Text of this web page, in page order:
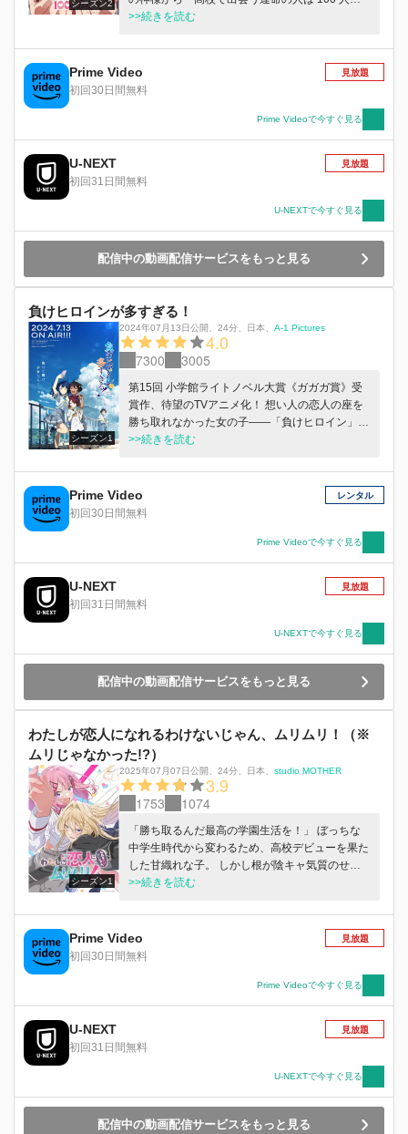
シーズン2
る」と告げられる。 しかし神様いわく、運命の
になれなければ死んでしまうという……。 次々
に待ち受ける運命の⼈との出会いーーどうする恋
太郎︖どうなる 100 ⼈の彼⼥︕︖
>>続きを読む
Prime Video
初回30日間無料
見放題
Prime Videoで今すぐ見る
U-NEXT
初回31日間無料
見放題
U-NEXTで今すぐ見る
配信中の動画配信サービスをもっと見る
負けヒロインが多すぎる！
シーズン1
2024年07月13日公開 24分 日本 A-1 Pictures
4.0
7300 3005
第15回 小学館ライトノベル大賞《ガガガ賞》受
賞作、待望のTVアニメ化！ 想い人の恋人の座を
勝ち取れなかった女の子——「負けヒロイン」。
食いしん坊な幼なじみ系ヒロイン・八奈見杏菜。
人見知りの小動物系ヒロイン・小鞠知花。 ちょ
っと残念な負けヒロイン——マケインたちに絡ま
れる、 新感覚・はちゃめちゃ敗走系青春ストー
>>続きを読む
Prime Video
初回30日間無料
レンタル
Prime Videoで今すぐ見る
U-NEXT
初回31日間無料
見放題
U-NEXTで今すぐ見る
配信中の動画配信サービスをもっと見る
わたしが恋人になれるわけないじゃん、ムリムリ！（※
ムリじゃなかった!?）
シーズン1
2025年07月07日公開 24分 日本 studio MOTHER
3.9
1753 1074
「勝ち取るんだ最高の学園生活を！」 ぼっちな
中学生時代から変わるため、高校デビューを果た
した甘織れな子。 しかし根が陰キャ気質のせい
で、憧れの陽キャ生活に馴染めず窒息寸前に…。
わふわ天使の、瀬名紫陽花 いつもクールな黒髪
美人、琴紗月 賑やかなムードメーカー、小柳香
穂 憧れの人たちに近づくために、きょうもがん
してしまったんだ…」 「待って！ 友達どこいっ
た！？」 友達？ 恋人？ 揺れ動く気持ちの間で、
笑い、悩み、そして進め！ 乙女たち。 ノンスト
ップ・青春ガールズラブコメディ、ここに開幕！
>>続きを読む
Prime Video
初回30日間無料
見放題
Prime Videoで今すぐ見る
U-NEXT
初回31日間無料
見放題
U-NEXTで今すぐ見る
配信中の動画配信サービスをもっと見る